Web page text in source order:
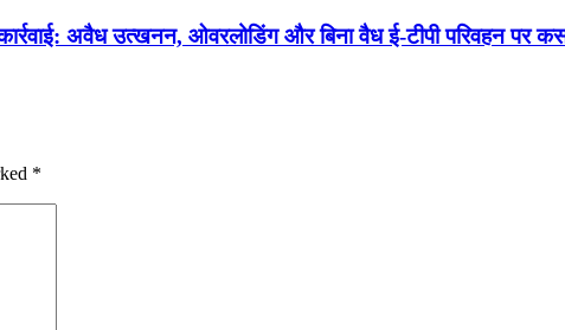
अवैध उत्खनन, ओवरलोडिंग और बिना वैध ई-टीपी परिवहन पर
*